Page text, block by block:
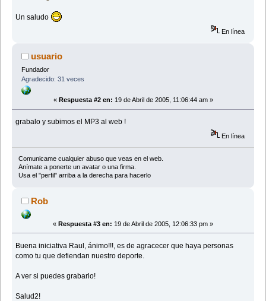
Un saludo
En línea
usuario
Fundador
Agradecido: 31 veces
« Respuesta #2 en: 19 de Abril de 2005, 11:06:44 am »
grabalo y subimos el MP3 al web !
En línea
Comunicame cualquier abuso que veas en el web.
Anímate a ponerte un avatar o una firma.
Usa el "perfil" arriba a la derecha para hacerlo
Rob
« Respuesta #3 en: 19 de Abril de 2005, 12:06:33 pm »
Buena iniciativa Raul, ánimo!!!, es de agracecer que haya personas
como tu que defiendan nuestro deporte.
A ver si puedes grabarlo!
Salud2!